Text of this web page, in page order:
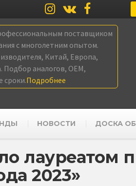
поставщиком
с многолетним опытом.
Китай, Европа,
аналогов, OEM,
сроки.Подробнее
НОВОСТИ ДОСКА
лауреатом
2023»